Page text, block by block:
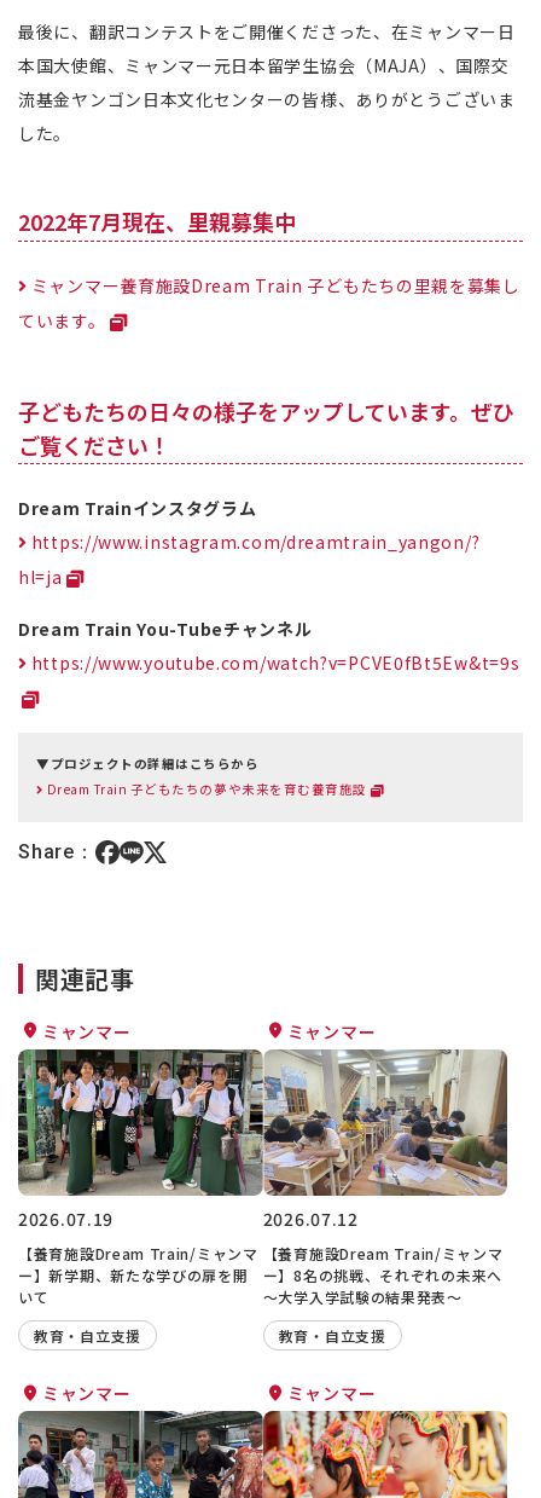
最後に、翻訳コンテストをご開催くださった、在ミャンマー日
本国大使館、ミャンマー元日本留学生協会（MAJA）、国際交
流基金ヤンゴン日本文化センターの皆様、ありがとうございま
した。
2022年7月現在、里親募集中
ミャンマー養育施設Dream Train 子どもたちの里親を募集し
ています。
子どもたちの日々の様子をアップしています。ぜひ
ご覧ください！
Dream Trainインスタグラム
https://www.instagram.com/dreamtrain_yangon/?
hl=ja
Dream Train You-Tubeチャンネル
https://www.youtube.com/watch?v=PCVE0fBt5Ew&t=9s
▼プロジェクトの詳細はこちらから
Dream Train 子どもたちの夢や未来を育む養育施設
Share：
関連記事
ミャンマー
2026.07.19
【養育施設Dream Train/ミャンマ
ー】新学期、新たな学びの扉を開
いて
教育・自立支援
ミャンマー
2026.07.12
【養育施設Dream Train/ミャンマ
ー】8名の挑戦、それぞれの未来へ
〜大学入学試験の結果発表〜
教育・自立支援
ミャンマー ミャンマー